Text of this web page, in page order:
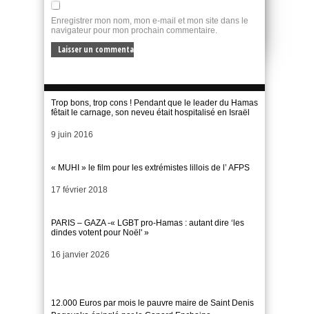
Enregistrer mon nom, mon e-mail et mon site dans le
navigateur pour mon prochain commentaire.
Trop bons, trop cons ! Pendant que le leader du Hamas
fêtait le carnage, son neveu était hospitalisé en Israël
Date
9 juin 2016
« MUHI » le film pour les extrémistes lillois de l’ AFPS
Date
17 février 2018
PARIS – GAZA -« LGBT pro-Hamas : autant dire ‘les
dindes votent pour Noël' »
Date
16 janvier 2026
12.000 Euros par mois le pauvre maire de Saint Denis